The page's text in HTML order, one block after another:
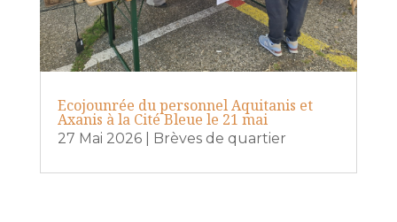
Ecojounrée du personnel Aquitanis et
Axanis à la Cité Bleue le 21 mai
27 Mai 2026| Brèves de quartier